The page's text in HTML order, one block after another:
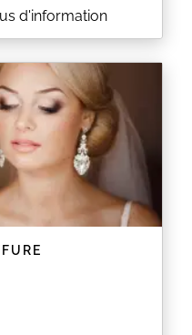
au 940 route de
et de bien-
et soins du corps,
à la cire ou
PLUS
d'information